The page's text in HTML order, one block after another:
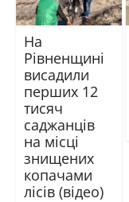
На
Рівненщині
висадили
перших 12
тисяч
саджанців
на місці
знищених
копачами
лісів (відео)